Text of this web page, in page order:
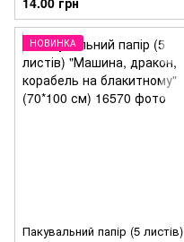
НОВИНКА
Пакувальний папір (5 листів)